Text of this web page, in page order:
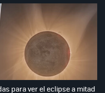
para ver el eclipse a mitad